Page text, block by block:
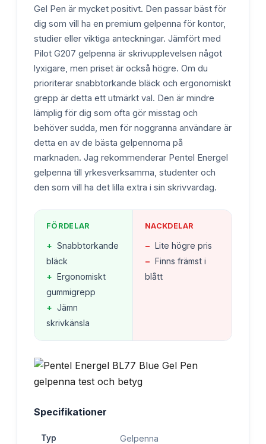
Gel Pen är mycket positivt. Den passar bäst för
dig som vill ha en premium gelpenna för kontor,
studier eller viktiga anteckningar. Jämfört med
Pilot G207 gelpenna är skrivupplevelsen något
lyxigare, men priset är också högre. Om du
prioriterar snabbtorkande bläck och ergonomiskt
grepp är detta ett utmärkt val. Den är mindre
lämplig för dig som ofta gör misstag och
behöver sudda, men för noggranna användare är
detta en av de bästa gelpennorna på
marknaden. Jag rekommenderar Pentel Energel
gelpenna till yrkesverksamma, studenter och
den som vill ha det lilla extra i sin skrivvardag.
FÖRDELAR
+ Snabbtorkande
bläck
+ Ergonomiskt
gummigrepp
+ Jämn
skrivkänsla
NACKDELAR
− Lite högre pris
− Finns främst i
blått
Specifikationer
Typ Gelpenna